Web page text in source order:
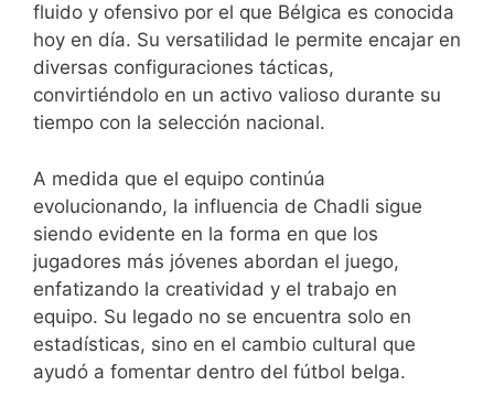
fluido y ofensivo por el que Bélgica es conocida
hoy en día. Su versatilidad le permite encajar en
diversas configuraciones tácticas,
convirtiéndolo en un activo valioso durante su
tiempo con la selección nacional.
A medida que el equipo continúa
evolucionando, la influencia de Chadli sigue
siendo evidente en la forma en que los
jugadores más jóvenes abordan el juego,
enfatizando la creatividad y el trabajo en
equipo. Su legado no se encuentra solo en
estadísticas, sino en el cambio cultural que
ayudó a fomentar dentro del fútbol belga.